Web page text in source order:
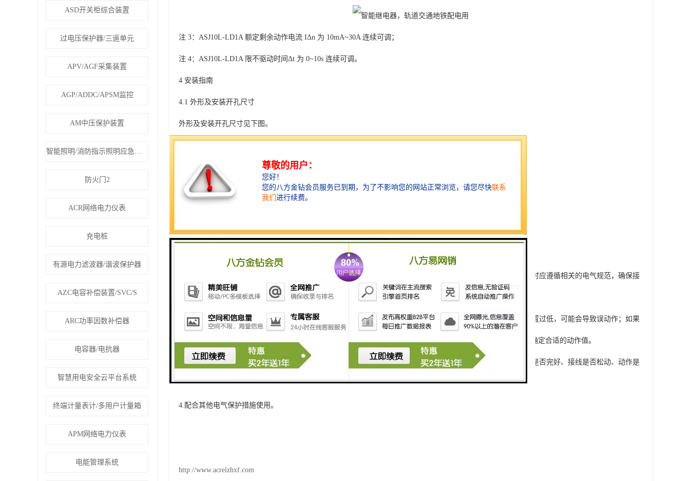
ASD开关柜综合装置
过电压保护器/三遥单元
APV/AGF采集装置
AGP/ADDC/APSM监控
AM中压保护装置
智能照明/消防指示照明应急疏散
防火门2
ACR网络电力仪表
充电桩
有源电力滤波器/谐波保护器
AZC电容补偿装置/SVC/S
ARC功率因数补偿器
电容器/电抗器
智慧用电安全云平台系统
终端计量表计/多用户计量箱
APM网络电力仪表
电能管理系统
注 3：ASJ10L-LD1A 额定剩余动作电流 IΔn 为 10mA~30A 连续可调；
注 4：ASJ10L-LD1A 限不驱动时间Δt 为 0~10s 连续可调。
4 安装指南
4.1 外形及安装开孔尺寸
外形及安装开孔尺寸见下图。
仪表的具体尺寸见下表。
在使用AC型剩余电流动作继电器时，需要注意以下几点：
1.正确安装：AC型剩余电流动作继电器应该安装在电气系统的总进线处，以确保对整个系统的保护。同时，安装时应遵循相关的电气规范，确保接
线正确、紧固。
2.合理设置动作值：AC型剩余电流动作继电器的动作值应根据电气系统的实际情况进行合理设置。如果动作值设置过低，可能会导致误动作；如果
设置过高，则可能无法及时检测到电路中的故障。因此，应根据系统的正常运行电流、允许的漏电电流等因素来确定合适的动作值。
3.定期检查和维护：为了确保AC型剩余电流动作继电器的正常运行，应定期进行检查和维护。检查内容包括外观是否完好、接线是否松动、动作是
否正常等。如果发现异常情况，应及时处理或换设备。
4.配合其他电气保护措施使用。
http://www.acrelzhxf.com